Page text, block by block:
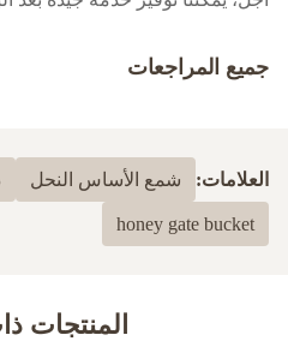
جميع المراجعات
بناءً على 50 مراجعة حديثة
5
العلامات: شمع الأساس النحل
honey gate bucket
المنتجات